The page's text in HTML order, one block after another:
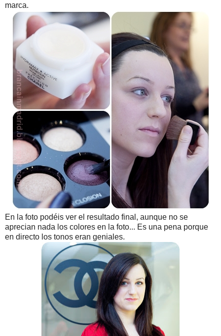
marca.
En la foto podéis ver el resultado final, aunque no se
aprecian nada los colores en la foto... Es una pena porque
en directo los tonos eran geniales.